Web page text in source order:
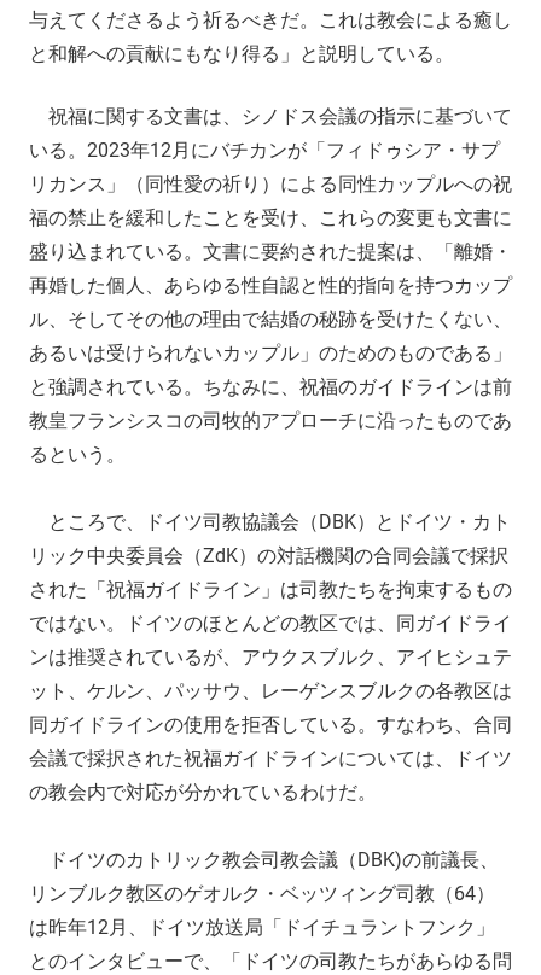
与えてくださるよう祈るべきだ。これは教会による癒し
と和解への貢献にもなり得る」と説明している。
祝福に関する文書は、シノドス会議の指示に基づいて
いる。2023年12月にバチカンが「フィドゥシア・サプ
リカンス」（同性愛の祈り）による同性カップルへの祝
福の禁止を緩和したことを受け、これらの変更も文書に
盛り込まれている。文書に要約された提案は、「離婚・
再婚した個人、あらゆる性自認と性的指向を持つカップ
ル、そしてその他の理由で結婚の秘跡を受けたくない、
あるいは受けられないカップル」のためのものである」
と強調されている。ちなみに、祝福のガイドラインは前
教皇フランシスコの司牧的アプローチに沿ったものであ
るという。
ところで、ドイツ司教協議会（DBK）とドイツ・カト
リック中央委員会（ZdK）の対話機関の合同会議で採択
された「祝福ガイドライン」は司教たちを拘束するもの
ではない。ドイツのほとんどの教区では、同ガイドライ
ンは推奨されているが、アウクスブルク、アイヒシュテ
ット、ケルン、パッサウ、レーゲンスブルクの各教区は
同ガイドラインの使用を拒否している。すなわち、合同
会議で採択された祝福ガイドラインについては、ドイツ
の教会内で対応が分かれているわけだ。
ドイツのカトリック教会司教会議（DBK)の前議長、
リンブルク教区のゲオルク・ベッツィング司教（64）
は昨年12月、ドイツ放送局「ドイチュラントフンク」
とのインタビューで、「ドイツの司教たちがあらゆる問